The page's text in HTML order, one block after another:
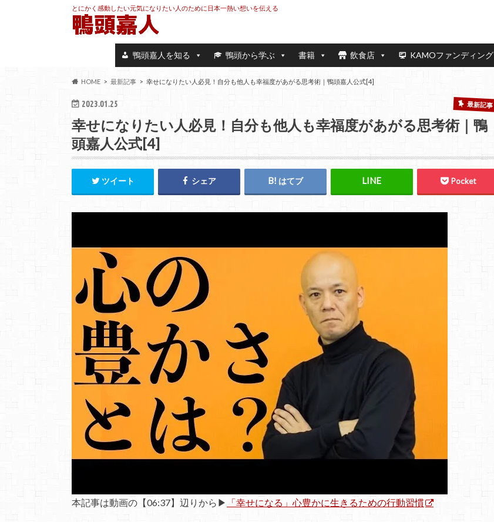
とにかく感動したい元気になりたい人のために日本一熱い想いを伝える
鴨頭嘉人を知る 鴨頭から学ぶ 書籍 飲食店 KAMOファンディング
HOME 最新記事 幸せになりたい人必見！自分も他人も幸福度があがる思考術｜鴨頭嘉人公式[4]
2023.01.25 最新記事
幸せになりたい人必見！自分も他人も幸福度があがる思考術｜鴨
頭嘉人公式[4]
ツイート シェア はてブ Pocket
本記事は動画の【06:37】辺りから▶ 「幸せになる」心豊かに生きるための行動習慣